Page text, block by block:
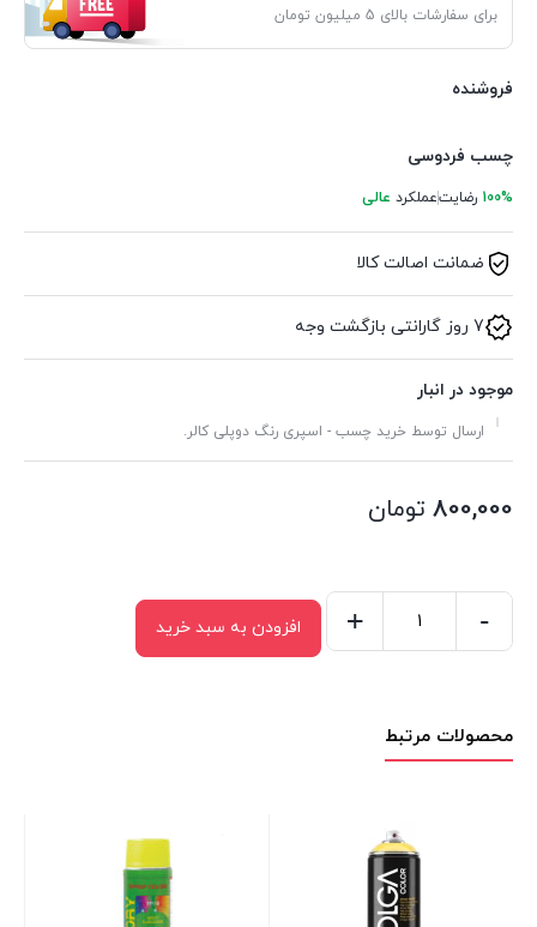
برای سفارشات بالای 5 میلیون تومان
فروشنده
چسب فردوسی
100% رضایتعملکرد عالی
ضمانت اصالت کالا
7 روز گارانتی بازگشت وجه
موجود در انبار
ارسال توسط خرید چسب - اسپری رنگ دوپلی کالر.
800,000 تومان
کرم
-
+ افزودن به سبد خرید
محصولات مرتبط